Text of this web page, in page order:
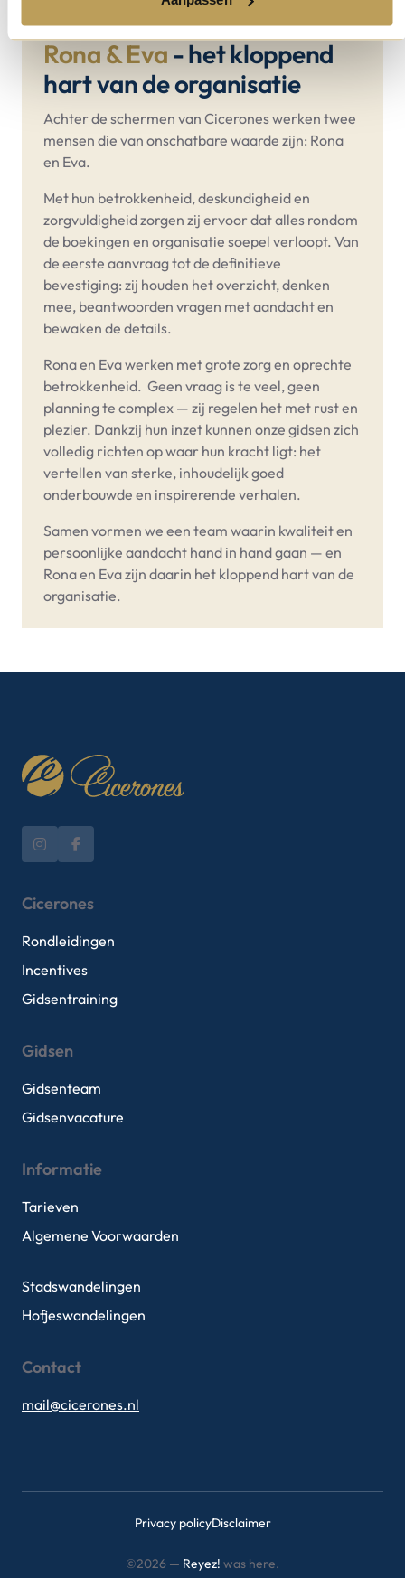
Rona & Eva - het kloppend
hart van de organisatie
Achter de schermen van Cicerones werken twee
mensen die van onschatbare waarde zijn: Rona
en Eva.
Met hun betrokkenheid, deskundigheid en
zorgvuldigheid zorgen zij ervoor dat alles rondom
de boekingen en organisatie soepel verloopt. Van
de eerste aanvraag tot de definitieve
bevestiging: zij houden het overzicht, denken
mee, beantwoorden vragen met aandacht en
bewaken de details.
Rona en Eva werken met grote zorg en oprechte
betrokkenheid. Geen vraag is te veel, geen
planning te complex — zij regelen het met rust en
plezier. Dankzij hun inzet kunnen onze gidsen zich
volledig richten op waar hun kracht ligt: het
vertellen van sterke, inhoudelijk goed
onderbouwde en inspirerende verhalen.
Samen vormen we een team waarin kwaliteit en
persoonlijke aandacht hand in hand gaan — en
Rona en Eva zijn daarin het kloppend hart van de
organisatie.
Cicerones
Rondleidingen
Incentives
Gidsentraining
Gidsen
Gidsenteam
Gidsenvacature
Informatie
Tarieven
Algemene Voorwaarden
Stadswandelingen
Hofjeswandelingen
Contact
mail@cicerones.nl
Privacy policyDisclaimer
©2026 — Reyez! was here.